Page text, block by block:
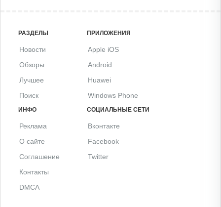
РАЗДЕЛЫ
Новости
Обзоры
Лучшее
Поиск
ПРИЛОЖЕНИЯ
Apple iOS
Android
Huawei
Windows Phone
ИНФО
Реклама
О сайте
Соглашение
Контакты
DMCA
СОЦИАЛЬНЫЕ СЕТИ
Вконтакте
Facebook
Twitter